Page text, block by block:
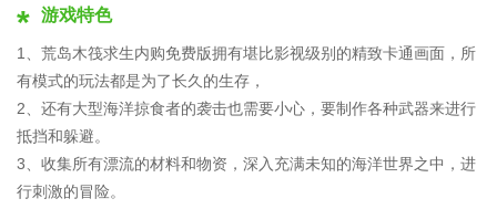
游戏特色
1、荒岛木筏求生内购免费版拥有堪比影视级别的精致卡通画面，所
有模式的玩法都是为了长久的生存，
2、还有大型海洋掠食者的袭击也需要小心，要制作各种武器来进行
抵挡和躲避。
3、收集所有漂流的材料和物资，深入充满未知的海洋世界之中，进
行刺激的冒险。